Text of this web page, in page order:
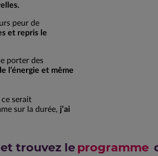
peur de
et repris le
porter des
l’énergie et même
serait
sur la durée, j’ai
et trouvez leprogramme